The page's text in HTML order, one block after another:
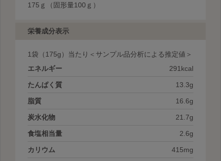
175ｇ（固形量100ｇ）
栄養成分表示
1袋 （175g）当たり＜サンプル品分析による推定値＞
エネルギー
291kcal
たんぱく質 13.3g
脂質 16.6g
炭水化物 21.7g
食塩相当量 2.6g
カリウム 415mg